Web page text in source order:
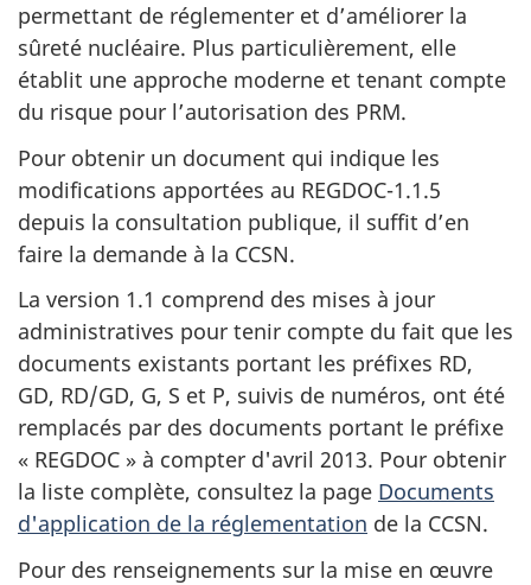
permettant de réglementer et d’améliorer la
sûreté nucléaire. Plus particulièrement, elle
établit une approche moderne et tenant compte
du risque pour l’autorisation des PRM.
Pour obtenir un document qui indique les
modifications apportées au REGDOC-1.1.5
depuis la consultation publique, il suffit d’en
faire la demande à la CCSN.
La version 1.1 comprend des mises à jour
administratives pour tenir compte du fait que les
documents existants portant les préfixes RD,
GD, RD/GD, G, S et P, suivis de numéros, ont été
remplacés par des documents portant le préfixe
« REGDOC » à compter d'avril 2013. Pour obtenir
la liste complète, consultez la page Documents
d'application de la réglementation de la CCSN.
Pour des renseignements sur la mise en œuvre